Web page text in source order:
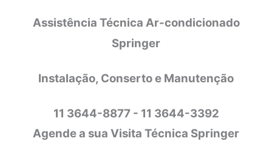
Assistência Técnica Ar-condicionado
Springer
Instalação, Conserto e Manutenção
11 3644-8877 - 11 3644-3392
Agende a sua Visita Técnica Springer